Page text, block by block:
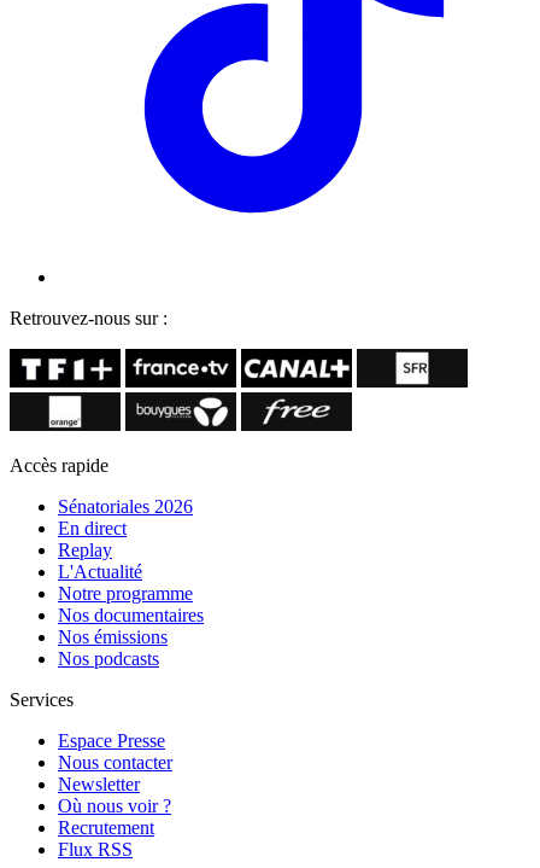
Retrouvez-nous sur :
Accès rapide
Sénatoriales 2026
En direct
Replay
L'Actualité
Notre programme
Nos documentaires
Nos émissions
Nos podcasts
Services
Espace Presse
Nous contacter
Newsletter
Où nous voir ?
Recrutement
Flux RSS